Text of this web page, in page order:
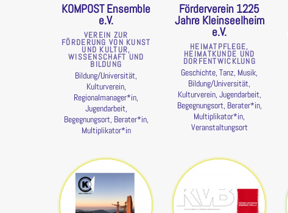
KOMPOST Ensemble
e.V.
VEREIN ZUR
FÖRDERUNG VON KUNST
UND KULTUR,
WISSENSCHAFT UND
BILDUNG
Bildung/Universität,
Kulturverein,
Regionalmanager*in,
Jugendarbeit,
Begegnungsort, Berater*in,
Multiplikator*in
Förderverein 1225
Jahre Kleinseelheim
e.V.
HEIMATPFLEGE,
HEIMATKUNDE UND
DORFENTWICKLUNG
Geschichte, Tanz, Musik,
Bildung/Universität,
Kulturverein, Jugendarbeit,
Begegnungsort, Berater*in,
Multiplikator*in,
Veranstaltungsort